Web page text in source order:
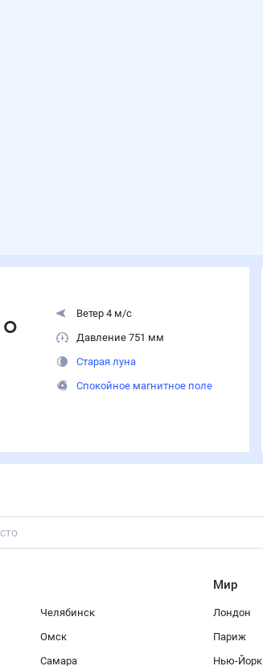
°
Ветер 4 м/с
Давление 751 мм
Старая луна
Спокойное магнитное поле
Челябинск
Омск
Самара
Мир
Лондон
Париж
Нью-Йорк